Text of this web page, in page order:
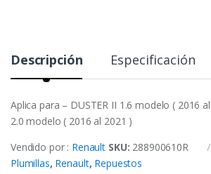
Descripción Especificación
Aplica para – DUSTER II 1.6 modelo ( 2016
2.0 modelo ( 2016 al 2021 )
Vendido por : Renault SKU: 288900610R
Plumillas, Renault, Repuestos